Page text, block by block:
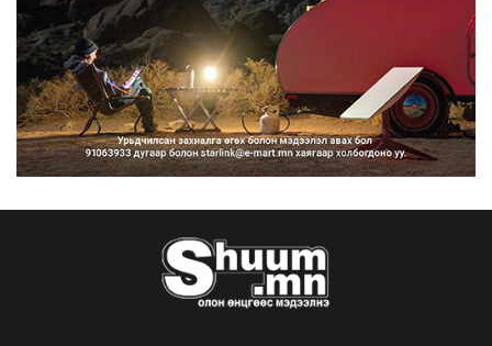
Нийтийн тээврийн Ч:19А чиглэлийн
замналд түр хугац...
2026/08/07
Автомашины улсын дугаар сондгой
тоогоор төгссөн бо...